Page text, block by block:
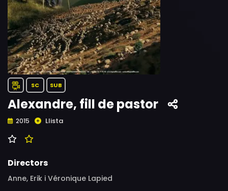
SC SUB
Alexandre, fill de pastor
2015 Llista
Directors
Anne, Erik i Véronique Lapied